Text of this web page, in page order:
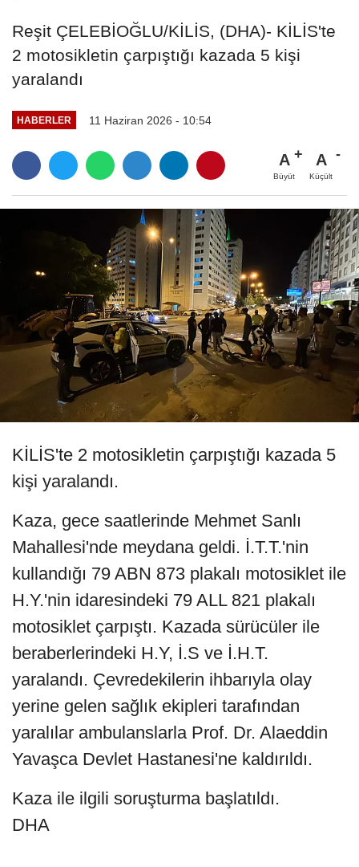
Reşit ÇELEBİOĞLU/KİLİS, (DHA)- KİLİS'te
2 motosikletin çarpıştığı kazada 5 kişi
yaralandı
HABERLER 11 Haziran 2026 - 10:54
A
Büyüt
A
Küçült
KİLİS'te 2 motosikletin çarpıştığı kazada 5
kişi yaralandı.
Kaza, gece saatlerinde Mehmet Sanlı
Mahallesi'nde meydana geldi. İ.T.T.'nin
kullandığı 79 ABN 873 plakalı motosiklet ile
H.Y.'nin idaresindeki 79 ALL 821 plakalı
motosiklet çarpıştı. Kazada sürücüler ile
beraberlerindeki H.Y, İ.S ve İ.H.T.
yaralandı. Çevredekilerin ihbarıyla olay
yerine gelen sağlık ekipleri tarafından
yaralılar ambulanslarla Prof. Dr. Alaeddin
Yavaşca Devlet Hastanesi'ne kaldırıldı.
Kaza ile ilgili soruşturma başlatıldı.
DHA